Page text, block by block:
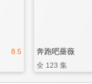
8.5 奔跑吧薔薇
全 123 集